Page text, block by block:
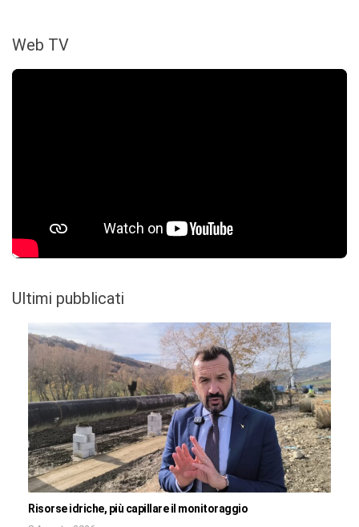
Web TV
Ultimi pubblicati
Risorse idriche, più capillare il monitoraggio